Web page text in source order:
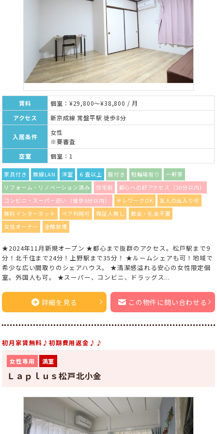
賃料
個室：¥29,800～¥38,800 / 月
アクセス
新京成線 常盤平駅 徒歩8分
入居条件
女性
※要審査
空室
個室：1
家具付き 無線LAN 洋室 ６畳以上 庭付き 駐輪場有り
一軒家
リフォーム・リノベーション済み
住宅街
都心への好アクセス（30分以内）
コンビニ・スーパー近い（徒歩5分以内）
テレワークOK
友人の出入り可
無料インターネット
ペア利用可 保証人無し
敷金・礼金不要
女性オーナー
全館禁煙
★2024年11月新規オープン ★都心まで抜群のアクセス。松戸駅まで9
分！北千住まで24分！上野駅まで35分！ ★ルームシェアも可！地域で
希少な広い間取りのシェアハウス。 ★清潔感溢れる安心の女性限定個
室。外国人も可。 ★スーパー、コンビニ、ドラッグス...
詳細を見る この物件に問い合わせる
初月家賃無料♪初期費用返金♪♪
女性専用 満室
Ｌａｐｌｕｓ松戸北小金